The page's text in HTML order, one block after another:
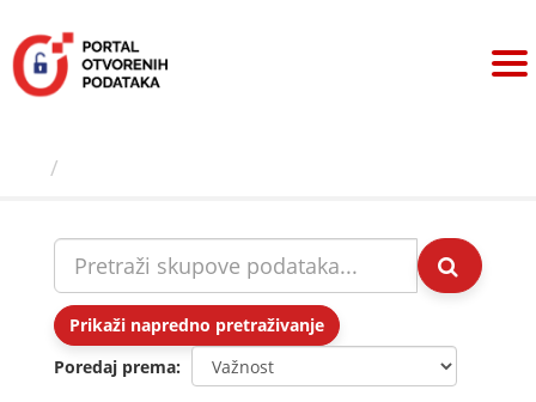
sadržaj
Prikaži napredno pretraživanje
Poredaj prema